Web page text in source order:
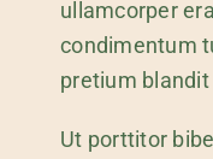
ullamcorper
condimentum
pretium
Ut porttitor